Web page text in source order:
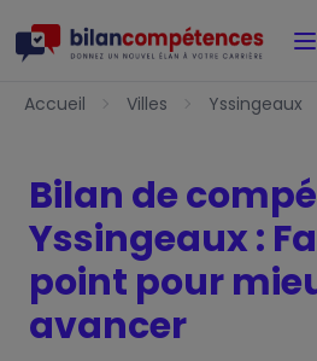
Accueil
Accueil Villes Yssingeaux
Bilan de
Yssingeaux :
point pour
avancer